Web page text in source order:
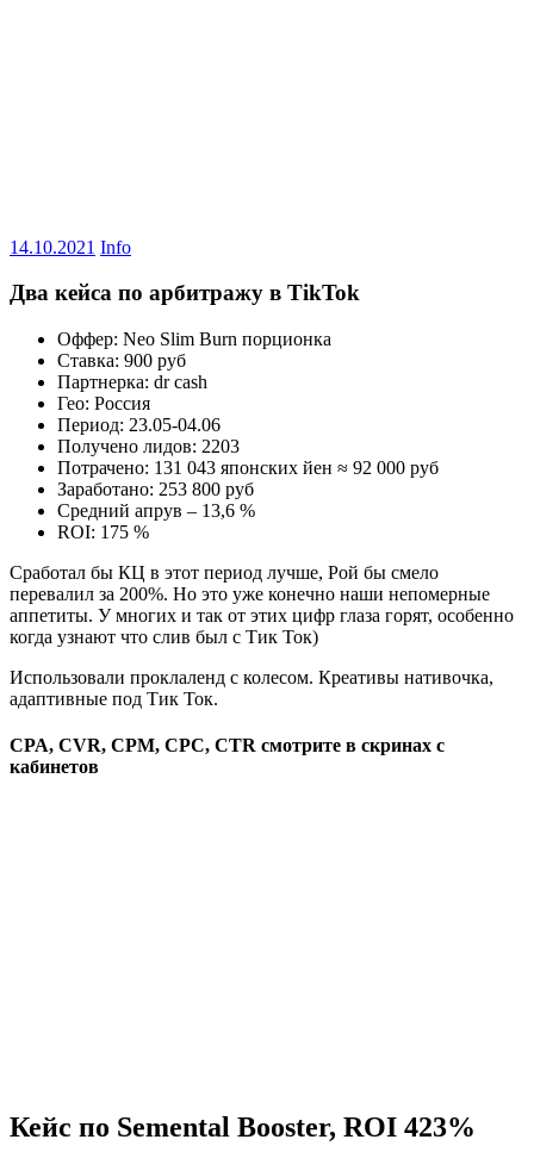
14.10.2021 Info
Два кейса по арбитражу в TikTok
Оффер: Neo Slim Burn порционка
Ставка: 900 руб
Партнерка: dr cash
Гео: Россия
Период: 23.05-04.06
Получено лидов: 2203
Потрачено: 131 043 японских йен ≈ 92 000 руб
Заработано: 253 800 руб
Средний апрув – 13,6 %
ROI: 175 %
Сработал бы КЦ в этот период лучше, Рой бы смело
перевалил за 200%. Но это уже конечно наши непомерные
аппетиты. У многих и так от этих цифр глаза горят, особенно
когда узнают что слив был с Тик Ток)
Использовали проклаленд с колесом. Креативы нативочка,
адаптивные под Тик Ток.
CPA, СVR, СPM, CPC, CTR смотрите в скринах с
кабинетов
Кейс по Semental Booster, ROI 423%